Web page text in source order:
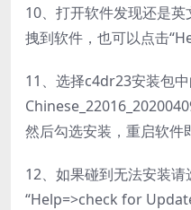
10、打开软件发现还是
拽到软件，也可以点击
11、选择c4dr23安装包
然后勾选安装，重启软件
12、如果碰到无法安装
“Help=>check for